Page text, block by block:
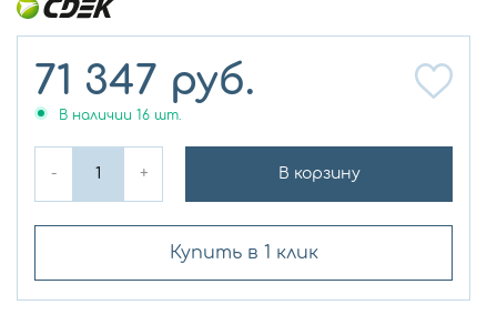
71 347 руб.
В наличии 16 шт.
- + В корзину
Купить в 1 клик